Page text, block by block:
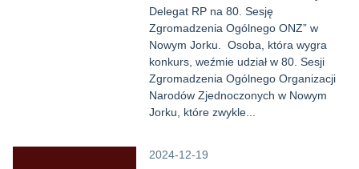
Delegat RP na 80. Sesję
Zgromadzenia Ogólnego ONZ” w
Nowym Jorku. Osoba, która wygra
konkurs, weźmie udział w 80. Sesji
Zgromadzenia Ogólnego Organizacji
Narodów Zjednoczonych w Nowym
Jorku, które zwykle...
2024-12-19